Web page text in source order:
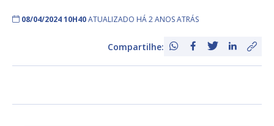
08/04/2024 10H40ATUALIZADO HÁ 2 ANOS ATRÁS
Compartilhe: